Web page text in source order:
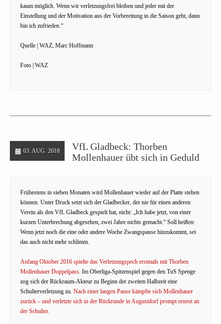
kaum möglich. Wenn wir verletzungsfrei bleiben und jeder mit der
Einstellung und der Motivation aus der Vorbereitung in die Saison geht, dann
bin ich zufrieden.“
Quelle | WAZ, Marc Hoffmann
Foto | WAZ
03. AUG. 2018
VfL Gladbeck: Thorben
Mollenhauer übt sich in Geduld
Frühestens in sieben Monaten wird Mollenhauer wieder auf der Platte stehen
können. Unter Druck setzt sich der Gladbecker, der nie für einen anderen
Verein als den VfL Gladbeck gespielt hat, nicht: „Ich habe jetzt, von einer
kurzen Unterbrechung abgesehen, zwei Jahre nichts gemacht.“ Soll heißen:
Wenn jetzt noch die eine oder andere Woche Zwangspause hinzukommt, sei
das auch nicht mehr schlimm.
Anfang Oktober 2016 spielte das Verletzungspech erstmals mit Thorben
Mollenhauer Doppelpass. Im Oberliga-Spitzenspiel gegen den TuS Spenge
zog sich der Rückraum-Akteur zu Beginn der zweiten Halbzeit eine
Schulterverletzung zu. Nach einer langen Pause kämpfte sich Mollenhauer
zurück – und verletzte sich in der Rückrunde in Augustdorf prompt erneut an
der Schulter.